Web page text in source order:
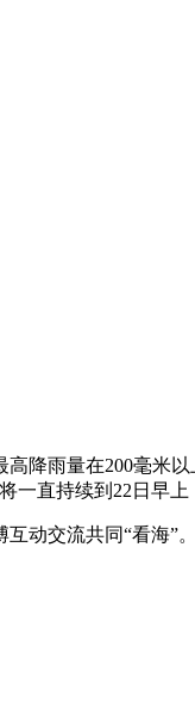
雨量在200毫米
直持续到22日早上
交流共同“看海”